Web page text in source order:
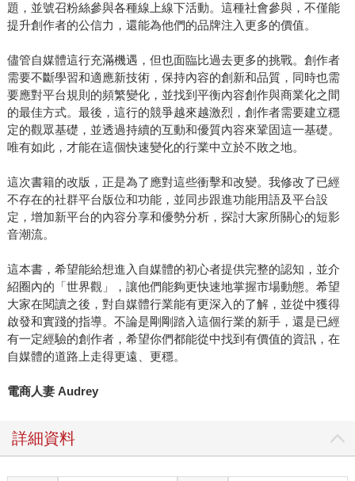
題，並號召粉絲參與各種線上線下活動。這種社會參與，不僅能
提升創作者的公信力，還能為他們的品牌注入更多的價值。
儘管自媒體這行充滿機遇，但也面臨比過去更多的挑戰。創作者
需要不斷學習和適應新技術，保持內容的創新和品質，同時也需
要應對平台規則的頻繁變化，並找到平衡內容創作與商業化之間
的最佳方式。最後，這行的競爭越來越激烈，創作者需要建立穩
定的觀眾基礎，並透過持續的互動和優質內容來鞏固這一基礎。
唯有如此，才能在這個快速變化的行業中立於不敗之地。
這次書籍的改版，正是為了應對這些衝擊和改變。我修改了已經
不存在的社群平台版位和功能，並同步跟進功能用語及平台設
定，增加新平台的內容分享和優勢分析，探討大家所關心的短影
音潮流。
這本書，希望能給想進入自媒體的初心者提供完整的認知，並介
紹圈內的「世界觀」，讓他們能夠更快速地掌握市場動態。希望
大家在閱讀之後，對自媒體行業能有更深入的了解，並從中獲得
啟發和實踐的指導。不論是剛剛踏入這個行業的新手，還是已經
有一定經驗的創作者，希望你們都能從中找到有價值的資訊，在
自媒體的道路上走得更遠、更穩。
電商人妻 Audrey
詳細資料